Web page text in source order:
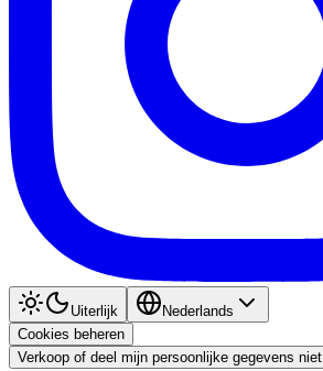
Uiterlijk
Nederlands
Cookies beheren
Verkoop of deel mijn persoonlijke gegevens niet